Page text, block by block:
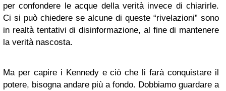
per confondere le acque della verità invece di chiarirle.
Ci si può chiedere se alcune di queste “rivelazioni” sono
in realtà tentativi di disinformazione, al fine di mantenere
la verità nascosta.
Ma per capire i Kennedy e ciò che li farà conquistare il
potere, bisogna andare più a fondo. Dobbiamo guardare a